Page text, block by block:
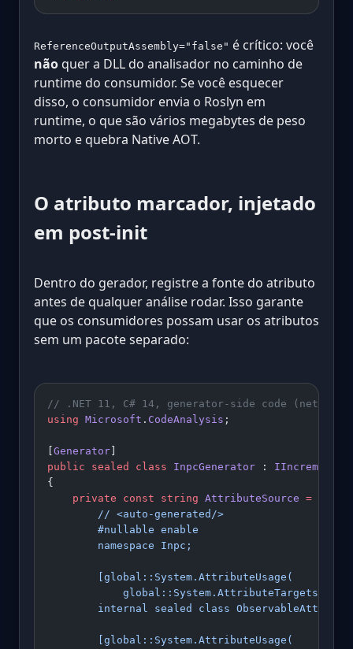
ReferenceOutputAssembly="false" é crítico: você
não quer a DLL do analisador no caminho de
runtime do consumidor. Se você esquecer
disso, o consumidor envia o Roslyn em
runtime, o que são vários megabytes de peso
morto e quebra Native AOT.
O atributo marcador, injetado
em post-init
Dentro do gerador, registre a fonte do atributo
antes de qualquer análise rodar. Isso garante
que os consumidores possam usar os atributos
sem um pacote separado:
// .NET 11, C# 14, generator-side code
using Microsoft . CodeAnalysis ;
Generator
public sealed class InpcGenerator :
{
    private
const string AttributeSource =
        // <auto-generated/>
        #nullable enable
        namespace Inpc;
        [global::System.AttributeUsage(
internal sealed class
        [global::System.AttributeUsage(